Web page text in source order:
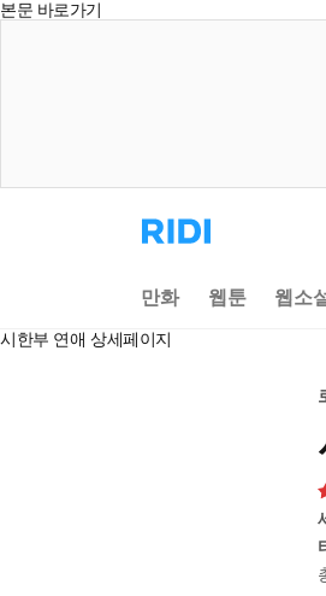
본문 바로가기
리
디
으
로
동
만화 웹툰 웹소
시한부 연애 상세페이지